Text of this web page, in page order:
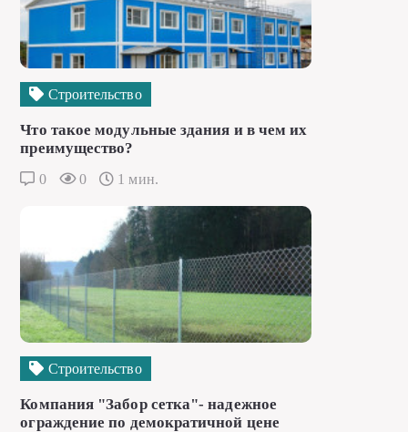
Строительство
Что такое модульные здания и в чем их
преимущество?
0 0 1 мин.
Строительство
Компания "Забор сетка"- надежное
ограждение по демократичной цене